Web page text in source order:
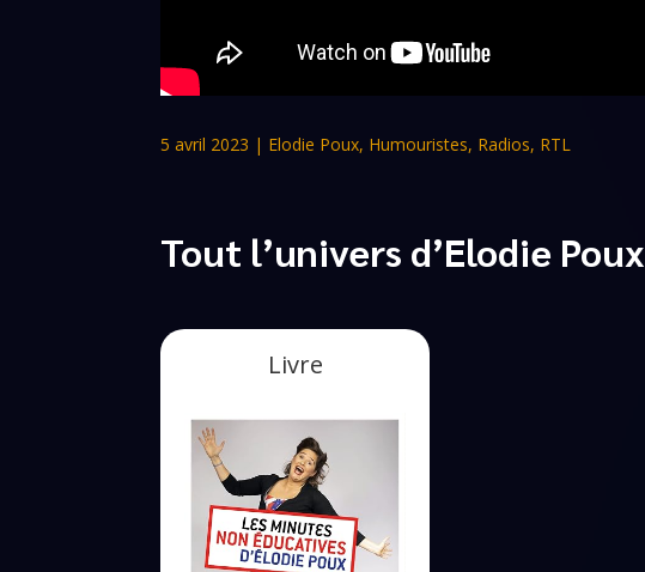
5 avril 2023 | Elodie Poux, Humouristes, Radios, RTL
Tout l’univers d’Elodie Poux
Livre